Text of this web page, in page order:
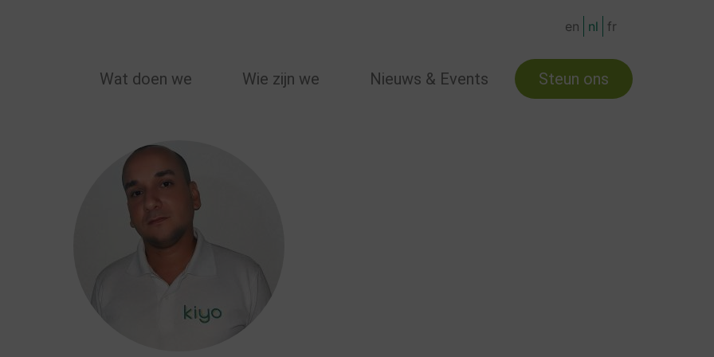
MAIN
Wat doen we Wie zijn we Nieuws & Events Steun ons
en nl fr